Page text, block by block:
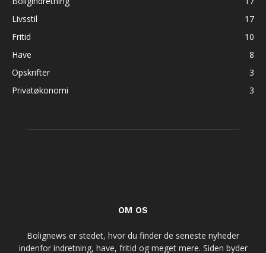
Livsstil
17
Fritid
10
Have
8
Opskrifter
3
Privatøkonomi
3
OM OS
Bolignews er stedet, hvor du finder de seneste nyheder
indenfor indretning, have, fritid og meget mere. Siden byder